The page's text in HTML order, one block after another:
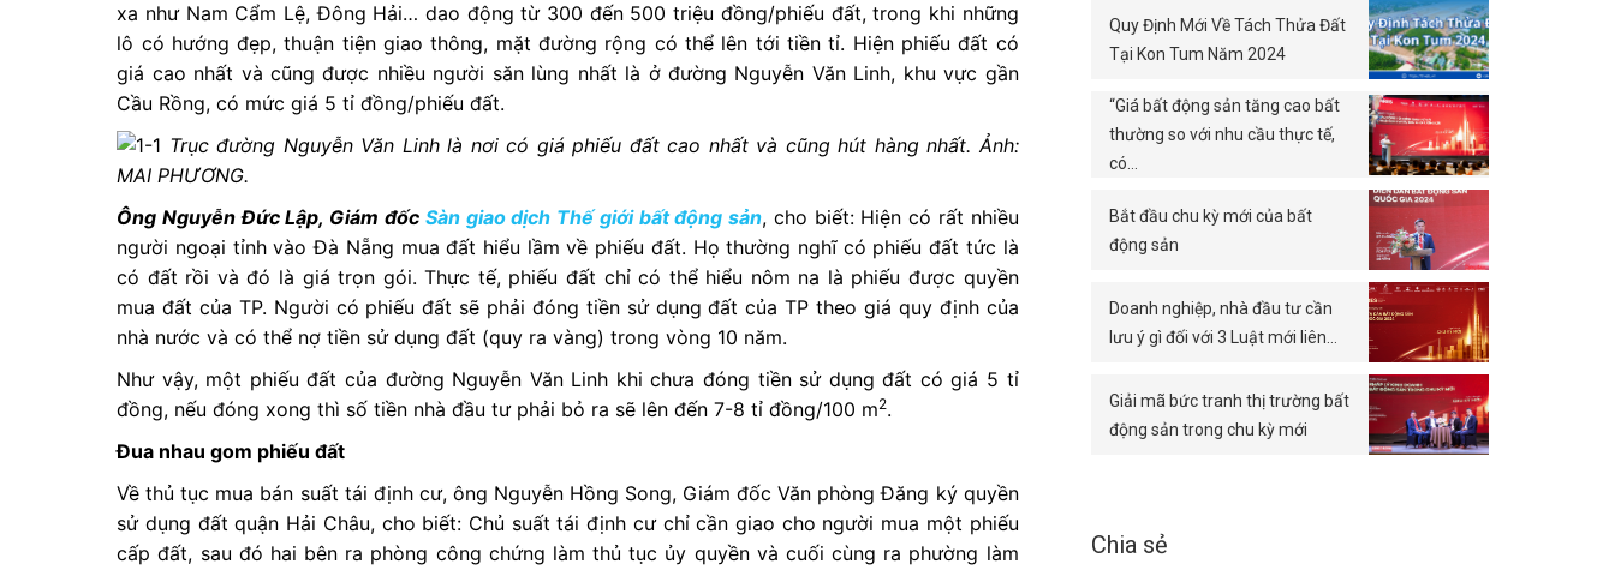
xa như Nam Cẩm Lệ, Đông Hải… dao động từ 300 đến 500 triệu đồng/phiếu đất, trong khi những
lô có hướng đẹp, thuận tiện giao thông, mặt đường rộng có thể lên tới tiền tỉ. Hiện phiếu đất có
giá cao nhất và cũng được nhiều người săn lùng nhất là ở đường Nguyễn Văn Linh, khu vực gần
Cầu Rồng, có mức giá 5 tỉ đồng/phiếu đất.
Trục đường Nguyễn Văn Linh là nơi có giá phiếu đất cao nhất và cũng hút hàng nhất. Ảnh:
MAI PHƯƠNG.
Ông Nguyễn Đức Lập, Giám đốc Sàn giao dịch Thế giới bất động sản, cho biết: Hiện có rất nhiều
người ngoại tỉnh vào Đà Nẵng mua đất hiểu lầm về phiếu đất. Họ thường nghĩ có phiếu đất tức là
có đất rồi và đó là giá trọn gói. Thực tế, phiếu đất chỉ có thể hiểu nôm na là phiếu được quyền
mua đất của TP. Người có phiếu đất sẽ phải đóng tiền sử dụng đất của TP theo giá quy định của
nhà nước và có thể nợ tiền sử dụng đất (quy ra vàng) trong vòng 10 năm.
Như vậy, một phiếu đất của đường Nguyễn Văn Linh khi chưa đóng tiền sử dụng đất có giá 5 tỉ
đồng, nếu đóng xong thì số tiền nhà đầu tư phải bỏ ra sẽ lên đến 7-8 tỉ đồng/100 m2.
Đua nhau gom phiếu đất
Về thủ tục mua bán suất tái định cư, ông Nguyễn Hồng Song, Giám đốc Văn phòng Đăng ký quyền
sử dụng đất quận Hải Châu, cho biết: Chủ suất tái định cư chỉ cần giao cho người mua một phiếu
cấp đất, sau đó hai bên ra phòng công chứng làm thủ tục ủy quyền và cuối cùng ra phường làm
Quy Định Mới Về Tách Thửa Đất
Tại Kon Tum Năm 2024
“Giá bất động sản tăng cao bất
thường so với nhu cầu thực tế,
có…
Bắt đầu chu kỳ mới của bất
động sản
Doanh nghiệp, nhà đầu tư cần
lưu ý gì đối với 3 Luật mới liên…
Giải mã bức tranh thị trường bất
động sản trong chu kỳ mới
Chia sẻ